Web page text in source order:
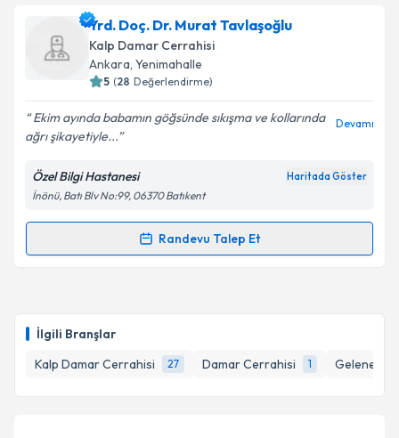
İlgili Branşlar
Kalp Damar Cerrahisi
27 Damar Cerrahisi 1 Geleneksel
Takvim Talebini Gönder
Doç. Dr. Mehmet Ali Yeşiltaşiçin randevu takvimi
talebi oluşturun. Size bu uzmandan randevu almanız
için bir takvim hazırlandığında e-posta ile
bilgilendireceğiz.
E-posta Adresiniz
Metni'ni okudum ve kişisel verilerimin belirtilen
kapsamda işlenmesini kabul ediyorum.
Yrd. Doç. Dr. Murat Tavlaşoğlu
Kalp Damar Cerrahisi
Ankara,Yenimahalle
( Değerlendirme)
Ekim ayında babamın göğsünde sıkışma ve kollarında
ağrı şikayetiyle...
Özel Bilgi Hastanesi
İnönü, Batı Blv No:99, 06370 Batıkent
Randevu Talep Et
Randevu Takvimi Talebi
Yrd. Doç. Dr. Murat Tavlaşoğluiçin randevu takvimi
talebi oluşturun. Size bu uzmandan randevu almanız
için bir takvim hazırlandığında e-posta ile
bilgilendireceğiz.